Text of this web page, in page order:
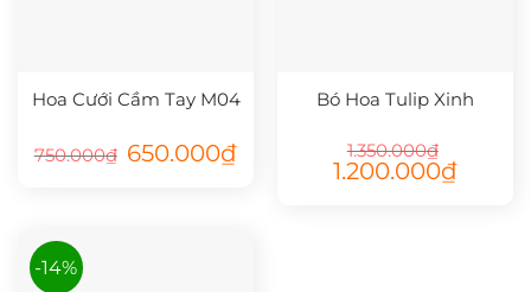
Hoa Cưới Cầm Tay M04
750.000₫ Giá
gốc
650.000₫Giá
Bó Hoa Tulip Xinh
1.350.000₫
Giá
gốc
1.200.000₫Giá
-14%